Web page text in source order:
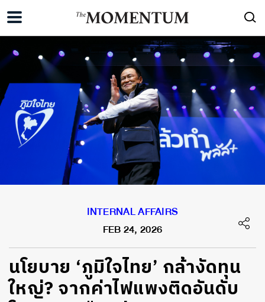
INTERNAL AFFAIRS
FEB 24, 2026
นโยบาย ‘ภูมิใจไทย’ กล้างัดทุน
ใหญ่? จากค่าไฟแพงติดอันดับ